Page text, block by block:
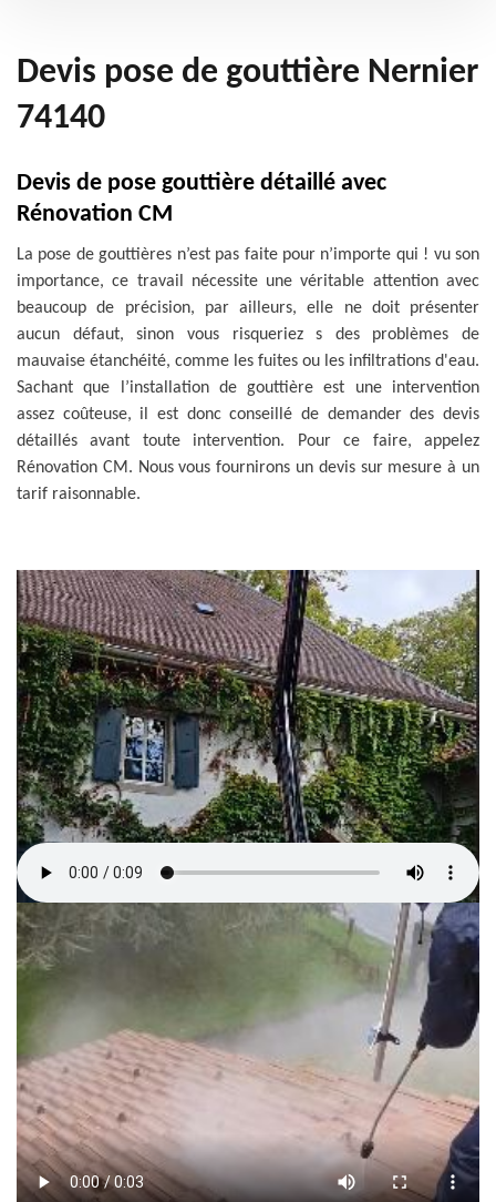
Devis pose de gouttière Nernier
74140
Devis de pose gouttière détaillé avec
Rénovation CM
La pose de gouttières n’est pas faite pour n’importe qui ! vu son
importance, ce travail nécessite une véritable attention avec
beaucoup de précision, par ailleurs, elle ne doit présenter
aucun défaut, sinon vous risqueriez s des problèmes de
mauvaise étanchéité, comme les fuites ou les infiltrations d'eau.
Sachant que l’installation de gouttière est une intervention
assez coûteuse, il est donc conseillé de demander des devis
détaillés avant toute intervention. Pour ce faire, appelez
Rénovation CM. Nous vous fournirons un devis sur mesure à un
tarif raisonnable.